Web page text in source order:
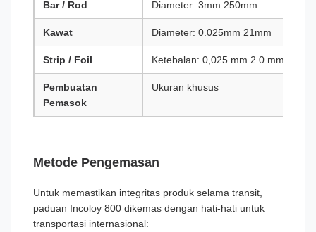
Bar / Rod Diameter: 3mm 250mm
Kawat Diameter: 0.025mm 21mm
Strip / Foil Ketebalan: 0,025 mm 2.0 mm
Pembuatan
Pemasok
Ukuran khusus
Metode Pengemasan
Untuk memastikan integritas produk selama transit,
paduan Incoloy 800 dikemas dengan hati-hati untuk
transportasi internasional: